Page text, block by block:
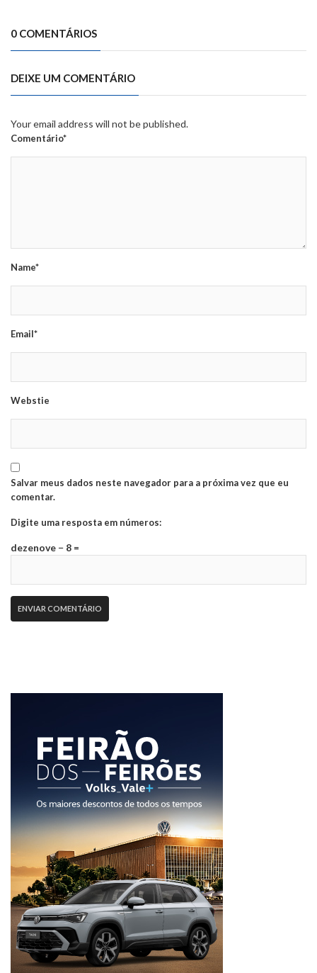
0 COMENTÁRIOS
DEIXE UM COMENTÁRIO
Your email address will not be published.
Comentário*
Name*
Email*
Webstie
Salvar meus dados neste navegador para a próxima vez que eu
comentar.
Digite uma resposta em números:
dezenove − 8 =